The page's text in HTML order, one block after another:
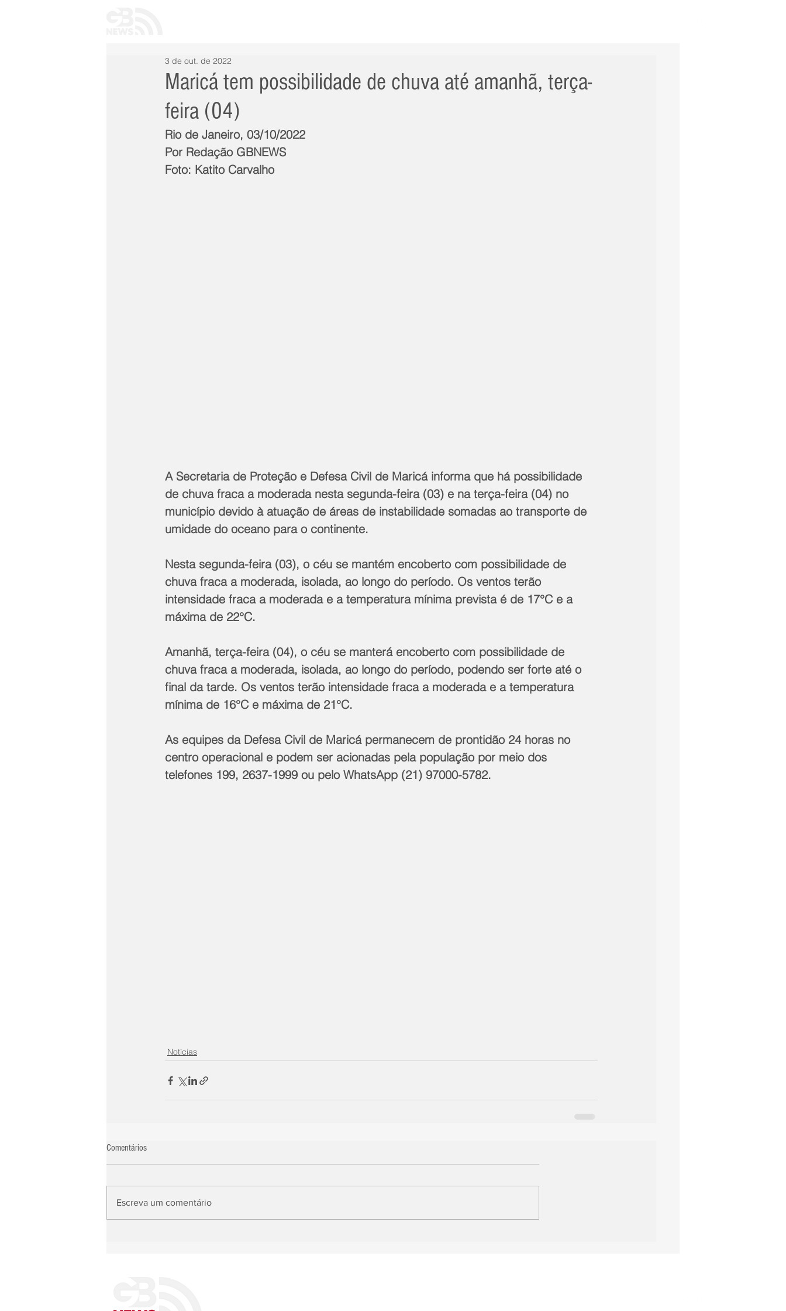
Maricá tem possibilidade de chuva até amanhã, terça-
feira (04)
3 de out. de 2022
Rio de Janeiro, 03/10/2022
Por Redação GBNEWS
Foto: Katito Carvalho
A Secretaria de Proteção e Defesa Civil de Maricá informa que há possibilidade
de chuva fraca a moderada nesta segunda-feira (03) e na terça-feira (04) no
município devido à atuação de áreas de instabilidade somadas ao transporte de
umidade do oceano para o continente.
Nesta segunda-feira (03), o céu se mantém encoberto com possibilidade de
chuva fraca a moderada, isolada, ao longo do período. Os ventos terão
intensidade fraca a moderada e a temperatura mínima prevista é de 17°C e a
máxima de 22°C.
Amanhã, terça-feira (04), o céu se manterá encoberto com possibilidade de
chuva fraca a moderada, isolada, ao longo do período, podendo ser forte até o
final da tarde. Os ventos terão intensidade fraca a moderada e a temperatura
mínima de 16°C e máxima de 21°C.
As equipes da Defesa Civil de Maricá permanecem de prontidão 24 horas no
centro operacional e podem ser acionadas pela população por meio dos
telefones 199, 2637-1999 ou pelo WhatsApp (21) 97000-5782.
Notícias
Comentários
Escreva um comentário